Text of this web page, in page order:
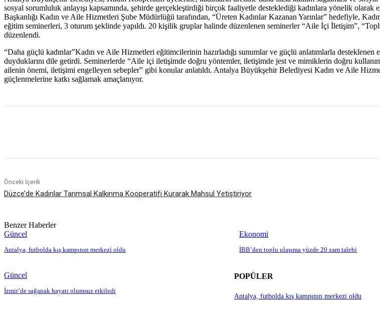
sosyal sorumluluk anlayışı kapsamında, şehirde gerçekleştirdiği birçok faaliyetle desteklediği kadınlara yönelik
Başkanlığı Kadın ve Aile Hizmetleri Şube Müdürlüğü tarafından, “Üreten Kadınlar Kazanan Yarınlar” hedefiyle,
eğitim seminerleri, 3 oturum şeklinde yapıldı. 20 kişilik gruplar halinde düzenlenen seminerler “Aile İçi İletişim”,
düzenlendi.
“Daha güçlü kadınlar”Kadın ve Aile Hizmetleri eğitimcilerinin hazırladığı sunumlar ve güçlü anlatımlarla
duyduklarını dile getirdi. Seminerlerde “Aile içi iletişimde doğru yöntemler, iletişimde jest ve mimiklerin doğru
ailenin önemi, iletişimi engelleyen sebepler” gibi konular anlatıldı. Antalya Büyükşehir Belediyesi Kadın ve Aile
güçlenmelerine katkı sağlamak amaçlanıyor.
Önceki İçerik
Düzce’de Kadınlar Tarımsal Kalkınma Kooperatifi Kurarak Mahsul Yetiştiriyor
Benzer Haberler
Güncel
Antalya, futbolda kış kampının merkezi oldu
Ekonomi
İBB’den toplu ulaşıma yüzde 20 zam talebi
Güncel
İzmir’de sağanak hayatı olumsuz etkiledi
POPÜLER
Antalya, futbolda kış kampının merkezi oldu